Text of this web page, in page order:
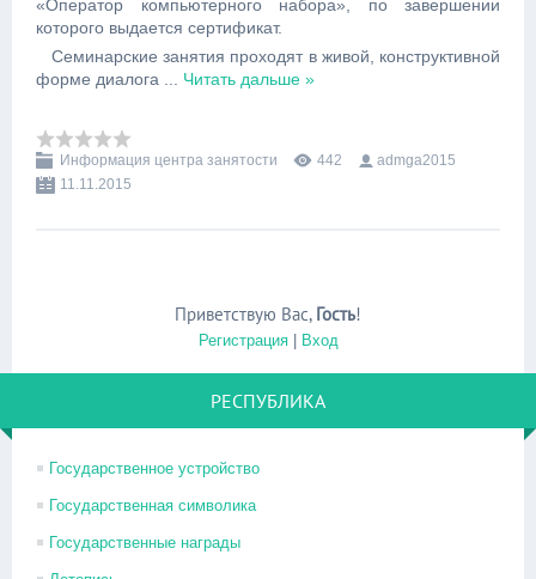
«Оператор компьютерного набора», по завершении
которого выдается сертификат.
Семинарские занятия проходят в живой, конструктивной
форме диалога
Читать дальше »
Информация центра занятости 442
admga2015
11.11.2015
Приветствую Вас, Гость!
Регистрация| Вход
РЕСПУБЛИКА
Государственное устройство
Государственная символика
Государственные награды